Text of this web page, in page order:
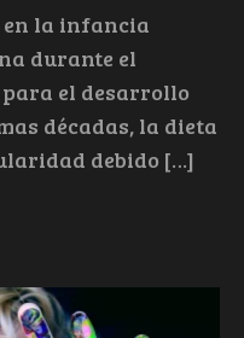
la infancia
durante el
el desarrollo
décadas, la dieta
debido […]